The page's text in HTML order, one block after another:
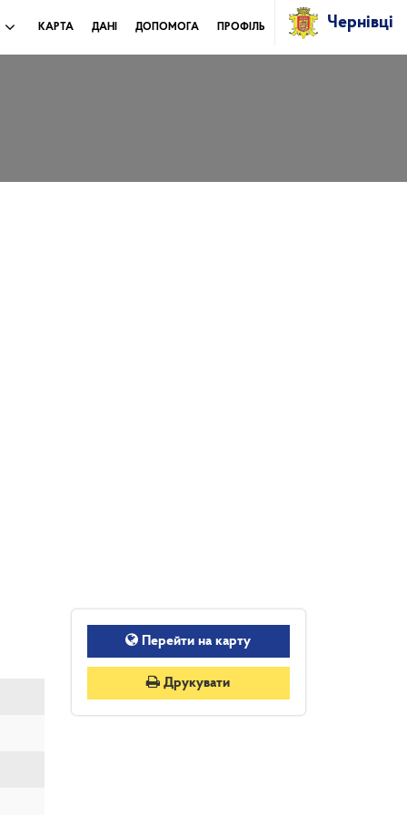
КАРТА ДАНІ ДОПОМОГА ПРОФІЛЬ Чернівці
Перейти на карту
Друкувати